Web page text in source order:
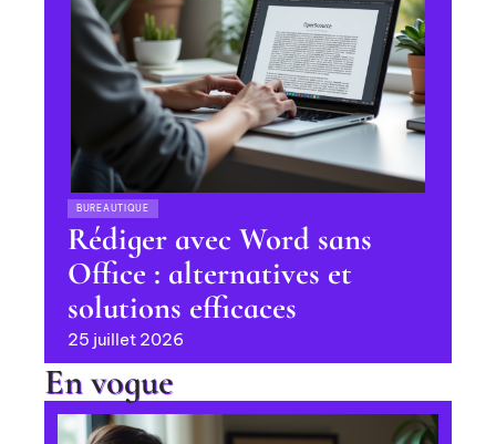
BUREAUTIQUE
Rédiger avec Word sans
Office : alternatives et
solutions efficaces
25 juillet 2026
En vogue